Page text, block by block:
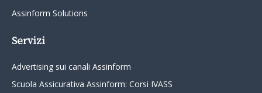
Assinform Solutions
Servizi
Advertising sui canali Assinform
Scuola Assicurativa Assinform: Corsi IVASS